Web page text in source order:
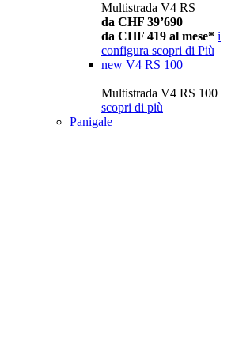
Multistrada V4 RS
da CHF 39’690
da CHF 419 al mese* i
configura scopri di Più
new V4 RS 100
Multistrada V4 RS 100
scopri di più
Panigale